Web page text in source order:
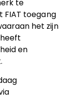
te
FIAT toegang
het zijn
en